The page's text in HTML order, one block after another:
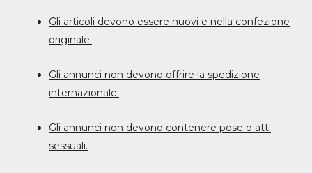
Gli articoli devono essere nuovi e nella confezione
originale.
Gli annunci non devono offrire la spedizione
internazionale.
Gli annunci non devono contenere pose o atti
sessuali.